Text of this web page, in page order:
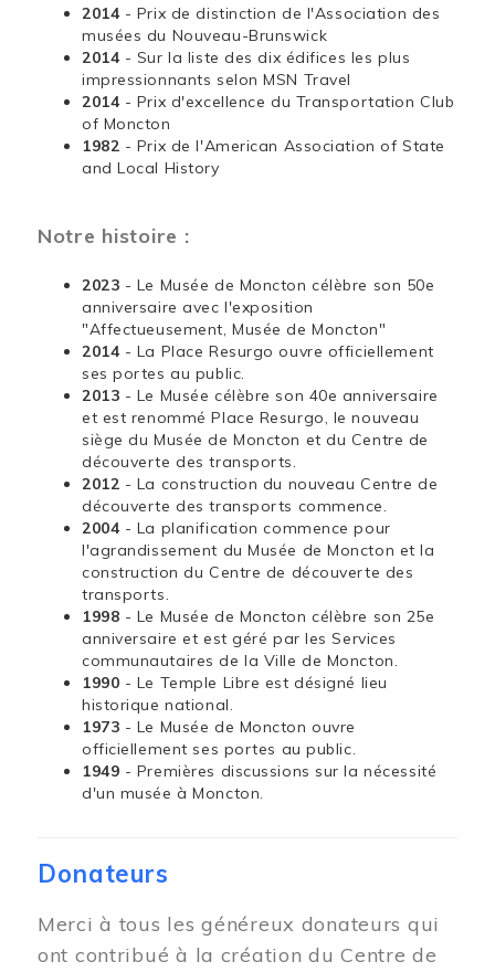
2014 - Prix de distinction de l'Association des
musées du Nouveau-Brunswick
2014 - Sur la liste des dix édifices les plus
impressionnants selon MSN Travel
2014 - Prix d'excellence du Transportation Club
of Moncton
1982 - Prix de l'American Association of State
and Local History
Notre histoire :
2023 - Le Musée de Moncton célèbre son 50e
anniversaire avec l'exposition
"Affectueusement, Musée de Moncton"
2014 - La Place Resurgo ouvre officiellement
ses portes au public.
2013 - Le Musée célèbre son 40e anniversaire
et est renommé Place Resurgo, le nouveau
siège du Musée de Moncton et du Centre de
découverte des transports.
2012 - La construction du nouveau Centre de
découverte des transports commence.
2004 - La planification commence pour
l'agrandissement du Musée de Moncton et la
construction du Centre de découverte des
transports.
1998 - Le Musée de Moncton célèbre son 25e
anniversaire et est géré par les Services
communautaires de la Ville de Moncton.
1990 - Le Temple Libre est désigné lieu
historique national.
1973 - Le Musée de Moncton ouvre
officiellement ses portes au public.
1949 - Premières discussions sur la nécessité
d'un musée à Moncton.
Donateurs
Merci à tous les généreux donateurs qui
ont contribué à la création du Centre de